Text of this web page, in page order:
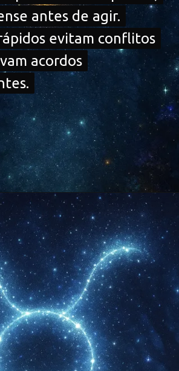
antes de agir.
evitam conflitos
acordos
antes de agir.
evitam conflitos
acordos
falaregional.com.br/?s=hor%C3%B3scopo